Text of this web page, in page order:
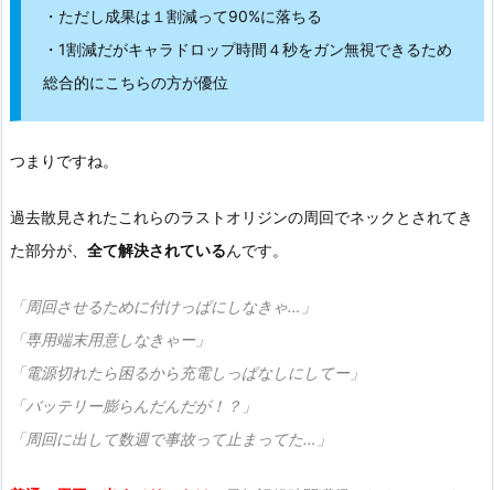
・ただし成果は１割減って90%に落ちる
・1割減だがキャラドロップ時間４秒をガン無視できるため
総合的にこちらの方が優位
つまりですね。
過去散見されたこれらのラストオリジンの周回でネックとされてき
た部分が、 全て解決されているんです。
「周回させるために付けっぱにしなきゃ…」
「専用端末用意しなきゃー」
「電源切れたら困るから充電しっぱなしにしてー」
「バッテリー膨らんだんだが！？」
「周回に出して数週で事故って止まってた…」